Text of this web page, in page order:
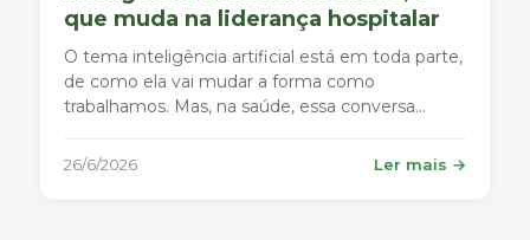
que muda na liderança hospitalar
O tema inteligência artificial está em toda parte,
de como ela vai mudar a forma como
trabalhamos. Mas, na saúde, essa conversa
26/6/2026 Ler mais →